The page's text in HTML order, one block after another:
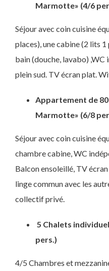
Marmotte» (4/6
Séjour avec coin cuisine
places), une cabine (2 lits
bain (douche, lavabo) ,WC
plein sud. TV écran plat.
Appartement de 80
Marmotte» (6/8
Séjour avec coin cuisine
chambre cabine, WC
Balcon ensoleillé, TV
linge commun avec les
collectif privé.
5 Chalets
pers.)
4/5 Chambres et